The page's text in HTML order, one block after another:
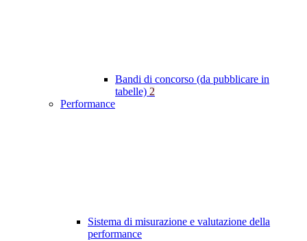
Bandi di concorso (da pubblicare in
tabelle) 2
Performance
Sistema di misurazione e valutazione della
performance